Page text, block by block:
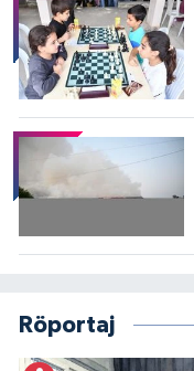
Röportaj